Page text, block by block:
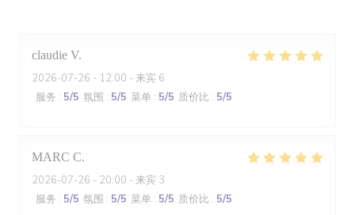
claudie V
2026-07-26 - 12:00 - 来宾 6
服务 : 5/5 氛围 : 5/5 菜单 : 5/5 质价比 : 5/5
MARC C
2026-07-26 - 20:00 - 来宾 3
服务 : 5/5 氛围 : 5/5 菜单 : 5/5 质价比 : 5/5